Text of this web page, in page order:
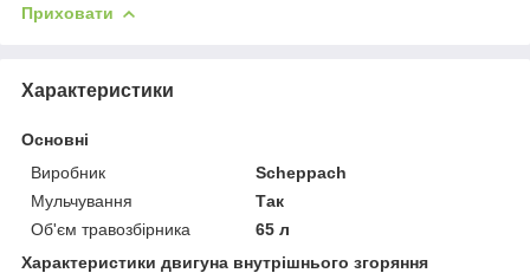
Приховати
Характеристики
Основні
Виробник
Scheppach
Мульчування
Так
Об'єм травозбірника
65 л
Характеристики двигуна внутрішнього згоряння